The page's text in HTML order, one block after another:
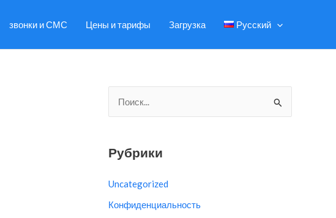
звонки и СМС Цены и тарифы Загрузка Русский
с
:
Рубрики
Uncategorized
Конфиденциальность